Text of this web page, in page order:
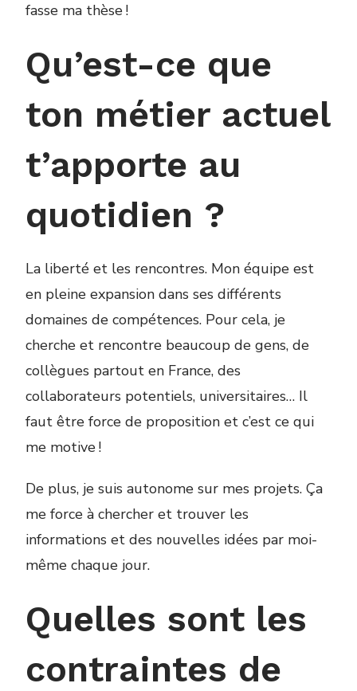
fasse ma thèse !
Qu’est-ce que
ton métier actuel
t’apporte au
quotidien ?
La liberté et les rencontres. Mon équipe est
en pleine expansion dans ses différents
domaines de compétences. Pour cela, je
cherche et rencontre beaucoup de gens, de
collègues partout en France, des
collaborateurs potentiels, universitaires… Il
faut être force de proposition et c’est ce qui
me motive !
De plus, je suis autonome sur mes projets. Ça
me force à chercher et trouver les
informations et des nouvelles idées par moi-
même chaque jour.
Quelles sont les
contraintes de